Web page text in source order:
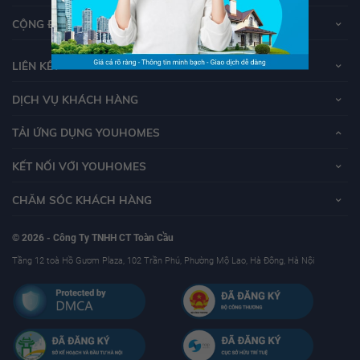
CỘNG ĐỒNG YOUHOMERS
LIÊN KẾT
DỊCH VỤ KHÁCH HÀNG
TẢI ỨNG DỤNG YOUHOMES
KẾT NỐI VỚI YOUHOMES
CHĂM SÓC KHÁCH HÀNG
© 2026 - Công Ty TNHH CT Toàn Cầu
Tầng 12 toà Hồ Gươm Plaza, 102 Trần Phú, Phường Mộ Lao, Hà Đông, Hà Nội